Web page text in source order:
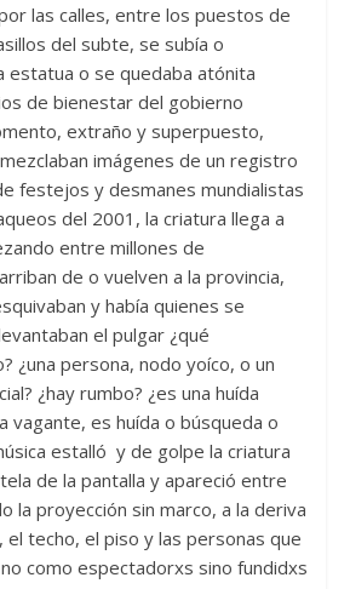
las calles, entre los puestos de
del subte, se subía o
estatua o se quedaba atónita
de bienestar del gobierno
extraño y superpuesto,
imágenes de un registro
festejos y desmanes mundialistas
del 2001, la criatura llega a
entre millones de
de o vuelven a la provincia,
y había quienes se
el pulgar ¿qué
¿una persona, nodo yoíco, o un
¿hay rumbo? ¿es una huída
vagante, es huída o búsqueda o
estalló y de golpe la criatura
de la pantalla y apareció entre
la proyección sin marco, a la deriva
techo, el piso y las personas que
como espectadorxs sino fundidxs